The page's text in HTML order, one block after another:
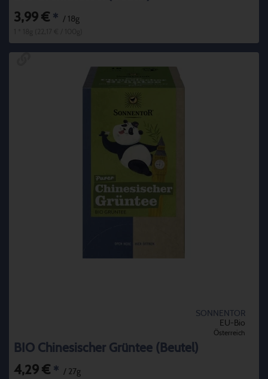
3,99 € * / 18g
SONNENTOR
EU-Bio
Österreich
BIO Chinesischer Grüntee (Beutel)
4,29 € * / 27g